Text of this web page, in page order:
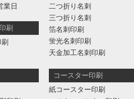
業日
刷
二つ折り名刺
三つ折り名刺
箔名刺印刷
蛍光名刺印刷
天金加工名刺印刷
コースター印刷
紙コースター印刷